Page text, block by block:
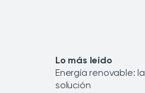
Lo más leído
Energía renovable: la
solución